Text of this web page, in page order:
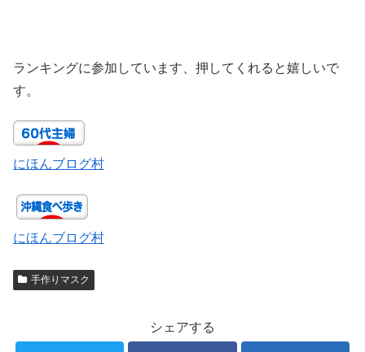
ランキングに参加しています、押してくれると嬉しいで
す。
にほんブログ村
にほんブログ村
手作りマスク
シェアする